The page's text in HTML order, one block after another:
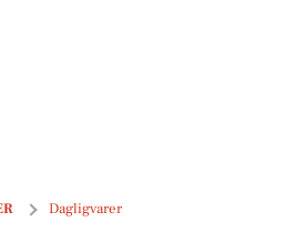
Dagligvarer
på næste uges dagligvarer